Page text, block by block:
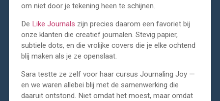
om niet door je tekening heen te schijnen.
De Like Journals zijn precies daarom een favoriet bij
onze klanten die creatief journalen. Stevig papier,
subtiele dots, en die vrolijke covers die je elke ochtend
blij maken als je ze openslaat.
Sara testte ze zelf voor haar cursus Journaling Joy —
en we waren allebei blij met de samenwerking die
daaruit ontstond. Niet omdat het moest, maar omdat